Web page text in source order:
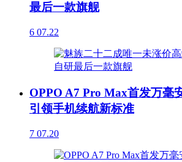
最后一款旗舰
6 07.22
OPPO A7 Pro Max首发万毫
引领手机续航新标准
7 07.20